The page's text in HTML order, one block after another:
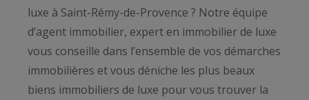
luxe à Saint-Rémy-de-Provence ? Notre équipe
d’agent immobilier, expert en immobilier de luxe
vous conseille dans l’ensemble de vos démarches
immobilières et vous déniche les plus beaux
biens immobiliers de luxe pour vous trouver la